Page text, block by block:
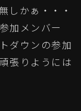
しかぁ・・・
加メンバー
ダウンの参加
張りようには